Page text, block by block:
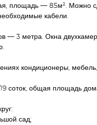
площадь — 85м². Можно
кабели.
— 3 метра. Окна
кондиционеры,
соток, общая площадь
сад;